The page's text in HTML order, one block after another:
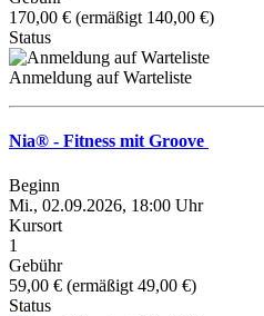
170,00 € (ermäßigt 140,00 €)
Status
Anmeldung auf Warteliste
Nia® - Fitness mit Groove
Beginn
Mi., 02.09.2026, 18:00 Uhr
Kursort
1
Gebühr
59,00 € (ermäßigt 49,00 €)
Status